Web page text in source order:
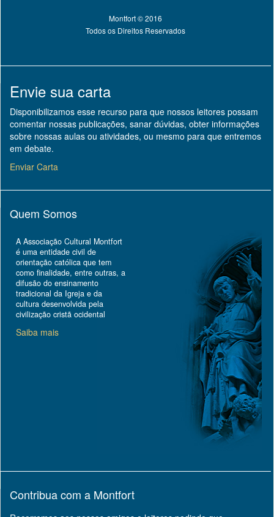
Montfort © 2016
Todos os Direitos Reservados
Envie sua carta
Disponibilizamos esse recurso para que nossos leitores possam
comentar nossas publicações, sanar dúvidas, obter informações
sobre nossas aulas ou atividades, ou mesmo para que entremos
em debate.
Enviar Carta
Quem Somos
A Associação Cultural Montfort
é uma entidade civil de
orientação católica que tem
como finalidade, entre outras, a
difusão do ensinamento
tradicional da Igreja e da
cultura desenvolvida pela
civilização cristã ocidental
Saiba mais
Contribua com a Montfort